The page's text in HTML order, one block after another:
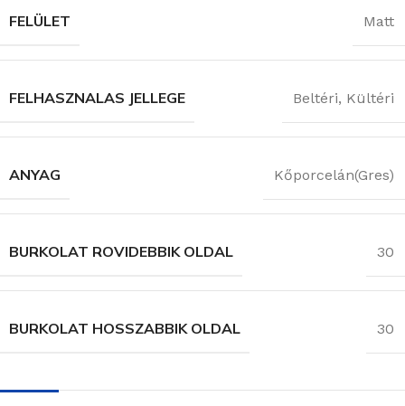
FELÜLET Matt
FELHASZNALAS JELLEGE Beltéri, Kültéri
ANYAG Kőporcelán(Gres)
BURKOLAT ROVIDEBBIK OLDAL 30
BURKOLAT HOSSZABBIK OLDAL 30